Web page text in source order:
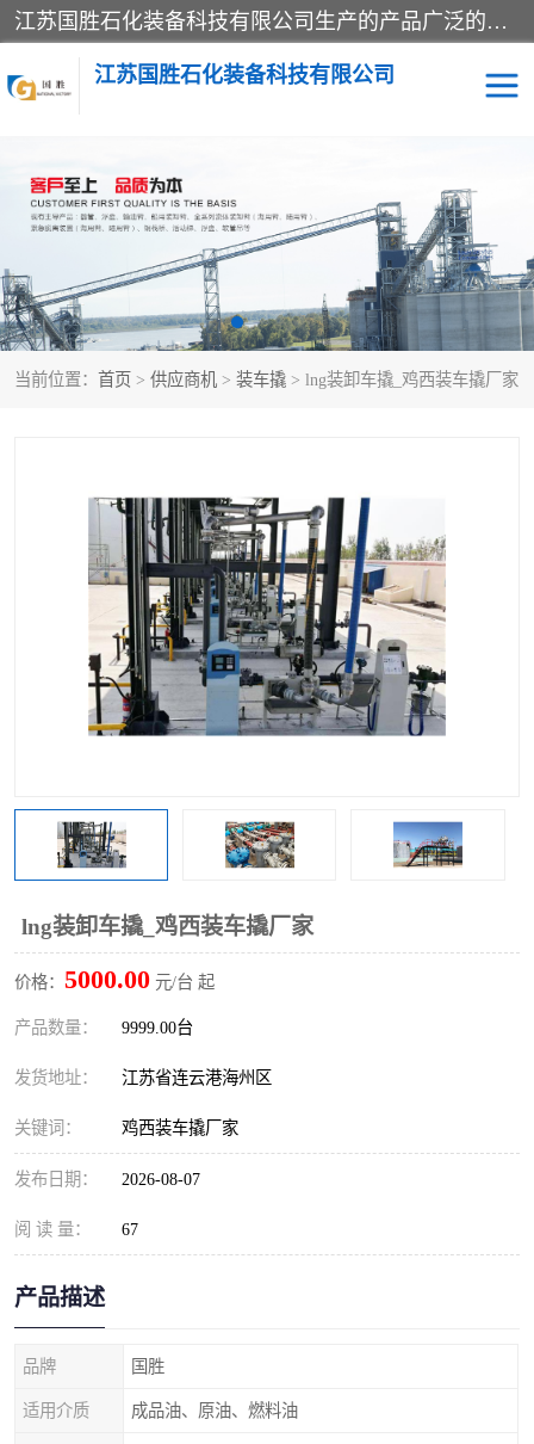
江苏国胜石化装备科技有限公司生产的产品广泛的应用于石油、石化等行业中，产品种类齐全，其中包括装卸鹤管、汽车鹤管、火车鹤管、装车鹤管、卸车鹤管、上装鹤管、下装鹤管、lng鹤管、发油鹤管、液氨鹤管、液化气鹤管等，我们生产的产品质量上乘，价格实惠，服务好，买鹤管就到国胜石化装备！
江苏国胜石化装备科技有限公司
当前位置： 首页 > 供应商机 > 装车撬 > lng装卸车撬_鸡西装车撬厂家
lng装卸车撬_鸡西装车撬厂家
价格： 5000.00 元/台 起
产品数量： 9999.00台
发货地址： 江苏省连云港海州区
关键词： 鸡西装车撬厂家
发布日期： 2026-08-07
阅 读 量： 67
产品描述
品牌 国胜
适用介质 成品油、原油、燃料油
输油臂 鹤管活动梯